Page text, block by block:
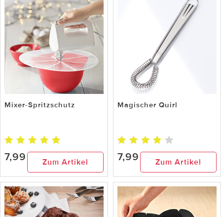
Mixer-Spritzschutz
7,99 Zum Artikel
Magischer Quirl
7,99 Zum Artikel